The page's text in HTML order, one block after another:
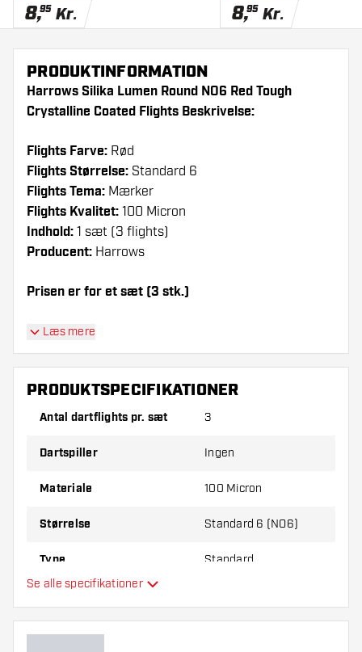
8,95 Kr. 8,95 Kr.
PRODUKTINFORMATION
Harrows Silika Lumen Round NO6 Red Tough
Crystalline Coated Flights Beskrivelse:
Flights Farve: Rød
Flights Størrelse: Standard 6
Flights Tema: Mærker
Flights Kvalitet: 100 Micron
Indhold: 1 sæt (3 flights)
Producent: Harrows
Prisen er for et sæt (3 stk.)
Dartshopper-tip!
Sørg for, at du har masser af flights og shafts
på lager. Disse kan blive beskadiget eller
Prøv en anden form, et andet materiale eller en
hvilken der passer bedst til dig!
Læs mere
PRODUKTSPECIFIKATIONER
Antal dartflights pr. sæt 3
Dartspiller Ingen
Materiale 100 Micron
Størrelse Standard 6 (NO6)
Type Standard
Hovedfarve
Se alle specifikationer